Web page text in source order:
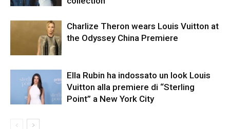
Charlize Theron wears Louis Vuitton at
the Odyssey China Premiere
Ella Rubin ha indossato un look Louis
Vuitton alla premiere di “Sterling
Point” a New York City